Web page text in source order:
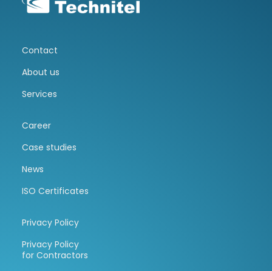
Contact
About us
Services
Career
Case studies
News
ISO Certificates
Privacy Policy
Privacy Policy
for Contractors